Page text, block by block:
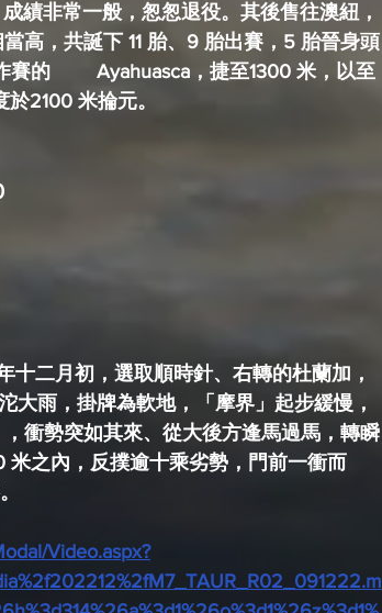
績非常一般，怱怱退役。其後售往澳紐，
高，共誕下 11 胎、9 胎出賽，5 胎晉身頭
，以至
2100 米掄元。
十二月初，選取順時針、右轉的杜蘭加，
大雨，掛牌為軟地，「摩界」起步緩慢，
衝勢突如其來、從大後方逢馬過馬，轉瞬
之內，反撲逾十乘劣勢，門前一衝而
Video.aspx?